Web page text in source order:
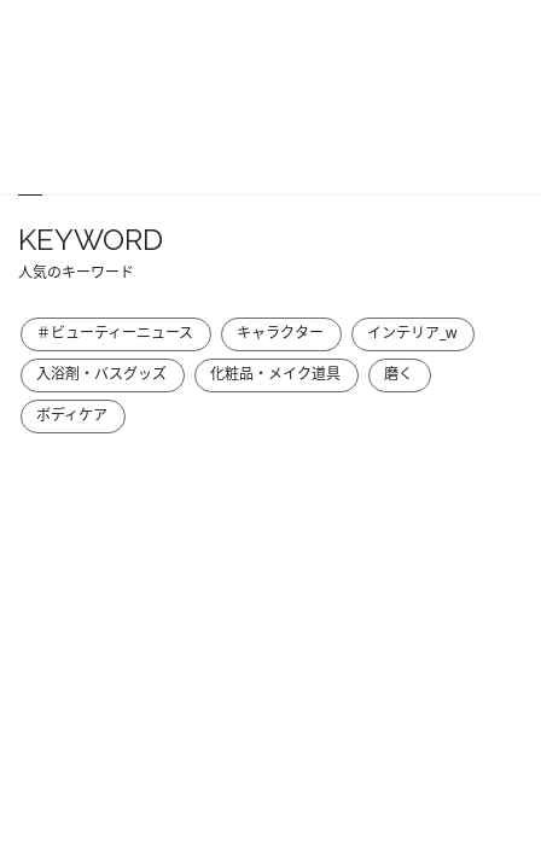
KEYWORD
人気のキーワード
＃ビューティーニュース キャラクター
インテリア_w
入浴剤・バスグッズ
化粧品・メイク道具
磨く
ボディケア